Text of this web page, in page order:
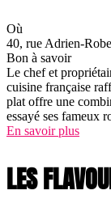
Où
40, rue Adrien-
Bon à savoir
Le chef et
cuisine française
plat offre une
essayé ses fameux
En savoir plus
LES